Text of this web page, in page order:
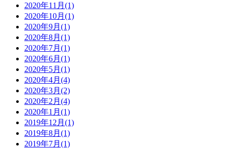
2020年11月 (1)
2020年10月 (1)
2020年9月 (1)
2020年8月 (1)
2020年7月 (1)
2020年6月 (1)
2020年5月 (1)
2020年4月 (4)
2020年3月 (2)
2020年2月 (4)
2020年1月 (1)
2019年12月 (1)
2019年8月 (1)
2019年7月 (1)